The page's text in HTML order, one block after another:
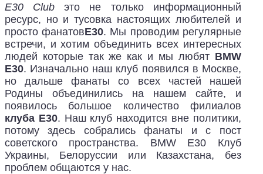
E30 Club это не только информационный
ресурс, но и тусовка настоящих любителей и
просто фанатовE30. Мы проводим регулярные
встречи, и хотим объединить всех интересных
людей которые так же как и мы любят BMW
E30. Изначально наш клуб появился в Москве,
но дальше фанаты со всех частей нашей
Родины объединились на нашем сайте, и
появилось большое количество филиалов
клуба Е30. Наш клуб находится вне политики,
потому здесь собрались фанаты и с пост
советского пространства. BMW E30 Клуб
Украины, Белоруссии или Казахстана, без
проблем общаются у нас.